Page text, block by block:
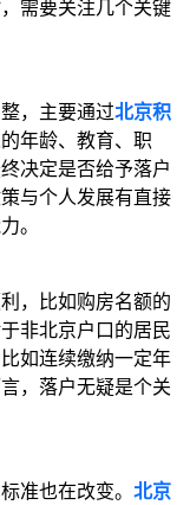
需要关注几个关键
，主要通过北京积
年龄、教育、职
决定是否给予落户
与个人发展有直接
。
，比如购房名额的
非北京户口的居民
如连续缴纳一定年
，落户无疑是个关
准也在改变。 北京